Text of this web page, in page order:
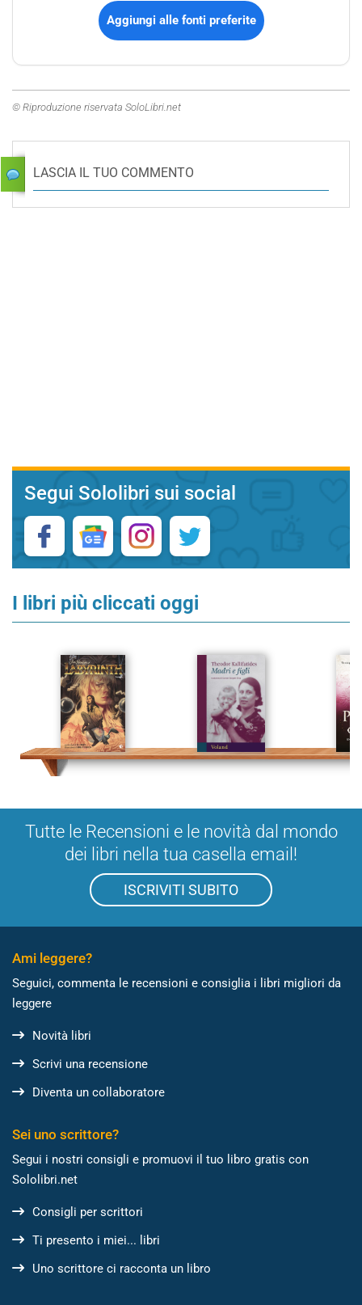
Aggiungi alle fonti preferite
© Riproduzione riservata SoloLibri.net
LASCIA IL TUO COMMENTO
Segui Sololibri sui social
I libri più cliccati oggi
Tutte le Recensioni e le novità dal mondo
dei libri nella tua casella email!
ISCRIVITI SUBITO
Ami leggere?
Seguici, commenta le recensioni e consiglia i libri migliori da
leggere
Novità libri
Scrivi una recensione
Diventa un collaboratore
Sei uno scrittore?
Segui i nostri consigli e promuovi il tuo libro gratis con
Sololibri.net
Consigli per scrittori
Ti presento i miei... libri
Uno scrittore ci racconta un libro